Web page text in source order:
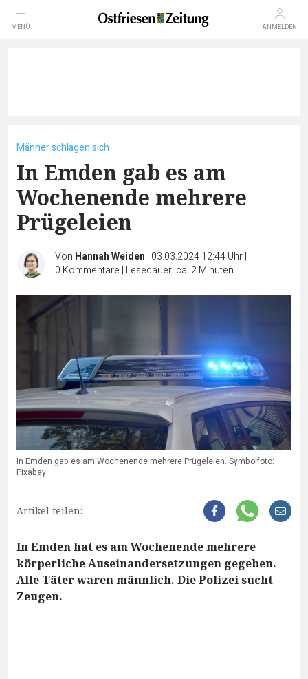
MENÜ ANMELDEN
Männer schlagen sich
In Emden gab es am
Wochenende mehrere
Prügeleien
Von Hannah Weiden | 03.03.2024 12:44 Uhr|
0 Kommentare | Lesedauer: ca. 2 Minuten
In Emden gab es am Wochenende mehrere Prügeleien. Symbolfoto:
Pixabay
Artikel teilen:
In Emden hat es am Wochenende mehrere
körperliche Auseinandersetzungen gegeben.
Alle Täter waren männlich. Die Polizei sucht
Zeugen.